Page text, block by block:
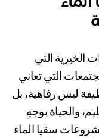
تعد مشاريع سقيا الماء من أهم المبادرات الخيرية التي
تساهم في تحسين حياة الأفراد في المجتمعات التي تعاني
من ندرة المياه، فالحصول على مياه نظيفة ليس رفاهية، بل
هو حق أساسي يؤثر على الصحة، والتعليم، والحياة بوجهٍ
عام، ومع تطور التكنولوجيا، أصبحت مشروعات سقيا الماء